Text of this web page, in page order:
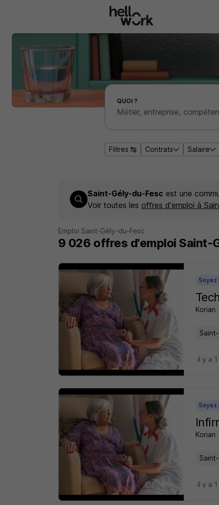
Effectuer une recherche d'emploi par localité
QUOI ?
Filtres Contrats Salaire
Saint-Gély-du-Fesc est une
Voir toutes les offres d'emploi à
Emploi Saint-Gély-du-Fesc
9 026 offres d'emploi Saint-
Soyez
Korian
il y a
Soyez
Korian
il y a